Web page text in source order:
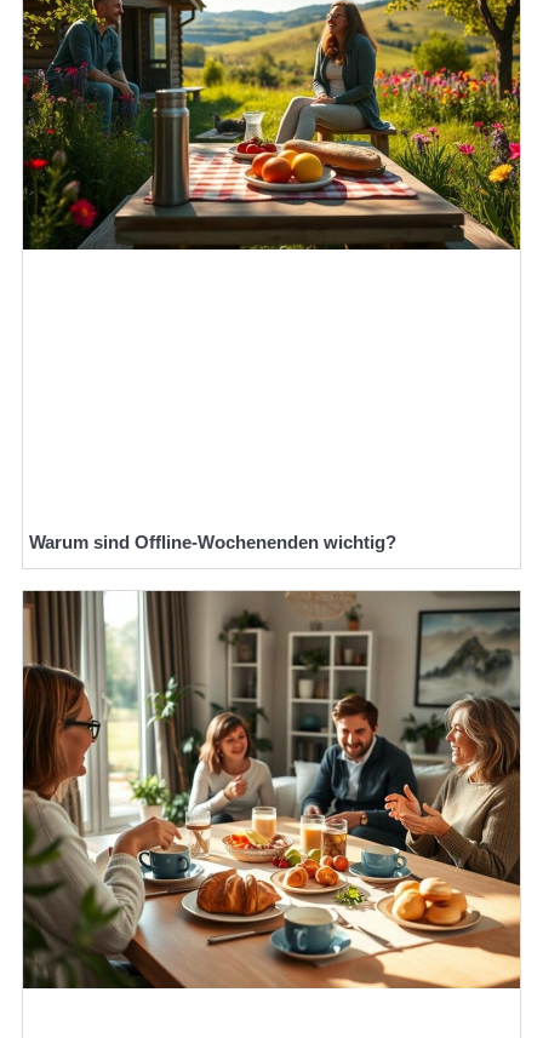
Warum sind Offline-Wochenenden wichtig?